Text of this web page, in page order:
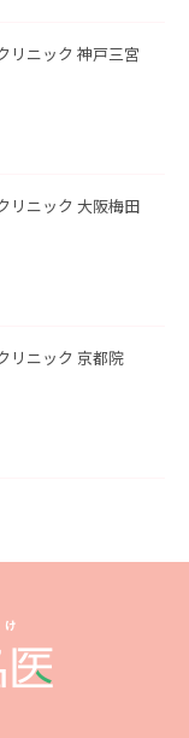
リニック 神戸三宮
リニック 大阪梅田
リニック 京都院